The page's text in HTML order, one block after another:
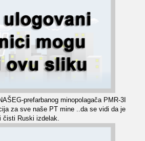
prefarbanog minopolagača PMR-3I
za sve naše PT mine ..da se vidi da je
čisti Ruski izdelak.